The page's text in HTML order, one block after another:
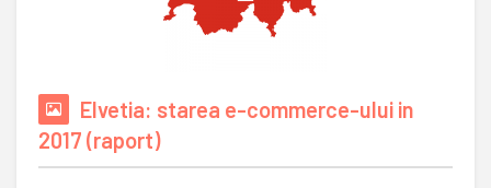
Elvetia: starea e-commerce-ului in
2017 (raport)